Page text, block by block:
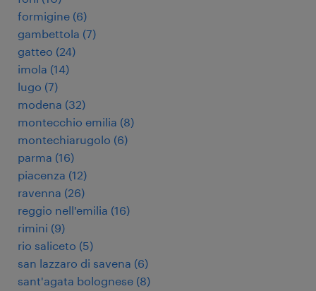
formigine (6)
gambettola (7)
gatteo (24)
imola (14)
lugo (7)
modena (32)
montecchio emilia (8)
montechiarugolo (6)
parma (16)
piacenza (12)
ravenna (26)
reggio nell'emilia (16)
rimini (9)
rio saliceto (5)
san lazzaro di savena (6)
sant'agata bolognese (8)